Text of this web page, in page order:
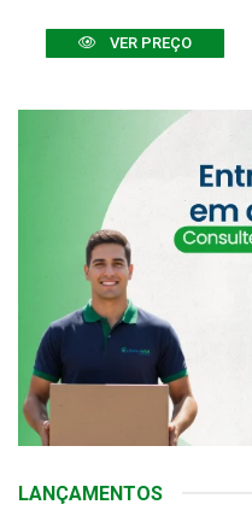
VER PREÇO
LANÇAMENTOS